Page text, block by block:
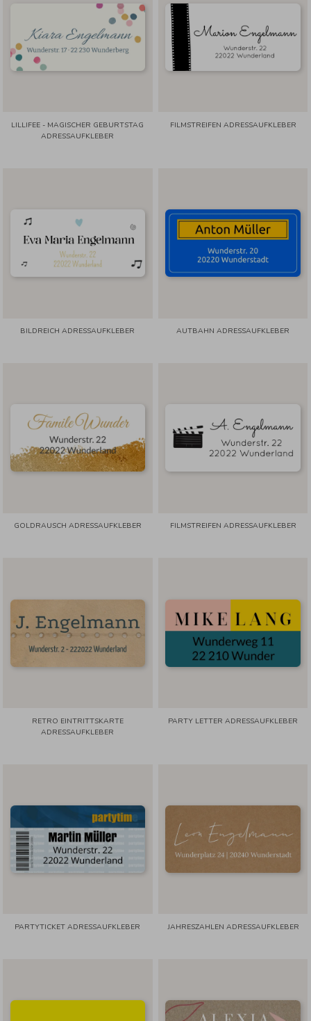
LILLIFEE - MAGISCHER GEBURTSTAG
ADRESSAUFKLEBER
FILMSTREIFEN ADRESSAUFKLEBER
BILDREICH ADRESSAUFKLEBER AUTBAHN ADRESSAUFKLEBER
GOLDRAUSCH ADRESSAUFKLEBER FILMSTREIFEN ADRESSAUFKLEBER
RETRO EINTRITTSKARTE
ADRESSAUFKLEBER
PARTY LETTER ADRESSAUFKLEBER
PARTYTICKET ADRESSAUFKLEBER JAHRESZAHLEN ADRESSAUFKLEBER